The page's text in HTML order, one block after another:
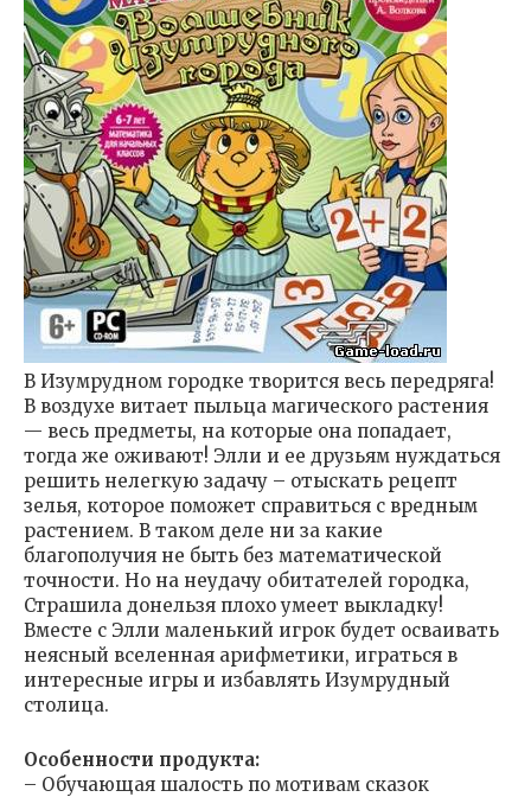
В Изумрудном городке творится весь передряга!
В воздухе витает пыльца магического растения
— весь предметы, на которые она попадает,
тогда же оживают! Элли и ее друзьям нуждаться
решить нелегкую задачу – отыскать рецепт
зелья, которое поможет справиться с вредным
растением. В таком деле ни за какие
благополучия не быть без математической
точности. Но на неудачу обитателей городка,
Страшила донельзя плохо умеет выкладку!
Вместе с Элли маленький игрок будет осваивать
неясный вселенная арифметики, играться в
интересные игры и избавлять Изумрудный
столица.
Особенности продукта:
– Обучающая шалость по мотивам сказок